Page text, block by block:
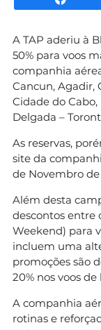
A TAP aderiu à
50% para voos
companhia
Cancun, Agadir,
Cidade do
Delgada –
As reservas,
site da
de Novembro de
Além desta
descontos entre
Weekend) para
incluem uma
promoções são
20% nos voos
A companhia
rotinas e